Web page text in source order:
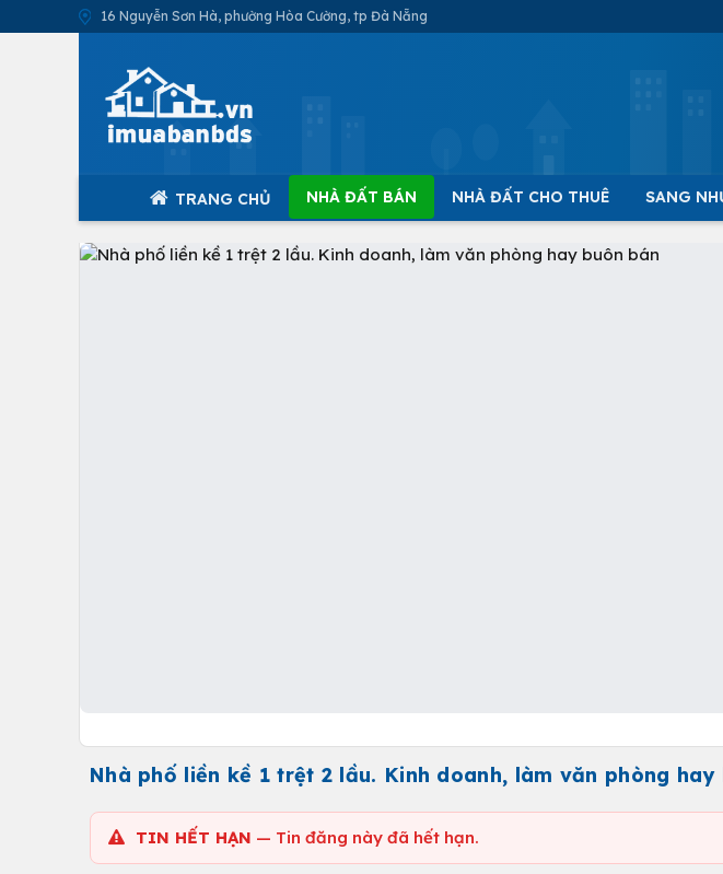
16 Nguyễn Sơn Hà, phường Hòa Cường, tp Đà Nẵng
TRANG CHỦ NHÀ ĐẤT BÁN NHÀ ĐẤT CHO THUÊ SANG
Nhà phố liền kề 1 trệt 2 lầu. Kinh doanh, làm văn phòng hay
TIN HẾT HẠN — Tin đăng này đã hết hạn.